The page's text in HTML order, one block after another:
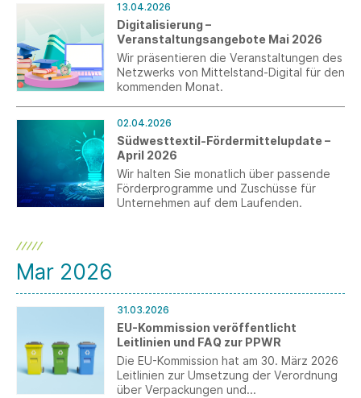
in Medizin und Pflege, industrielle
Gewebe oder Outdoor Produkte – viele
dieser Produkte wären ohne den
gezielten Einsatz biozider Wirkstoffe
nicht in der erforderlichen Form
funktionsfähig. Gleichzeitig verschärft die
angewiesen sind.
13.04.2026
Digitalisierung –
Veranstaltungsangebote Mai 2026
Wir präsentieren die Veranstaltungen des
Netzwerks von Mittelstand-Digital für den
kommenden Monat.
02.04.2026
Südwesttextil-Fördermittelupdate –
April 2026
Wir halten Sie monatlich über passende
Förderprogramme und Zuschüsse für
Unternehmen auf dem Laufenden.
Mar 2026
31.03.2026
EU-Kommission veröffentlicht
Leitlinien und FAQ zur PPWR
Die EU-Kommission hat am 30. März 2026
Leitlinien zur Umsetzung der Verordnung
über Verpackungen und